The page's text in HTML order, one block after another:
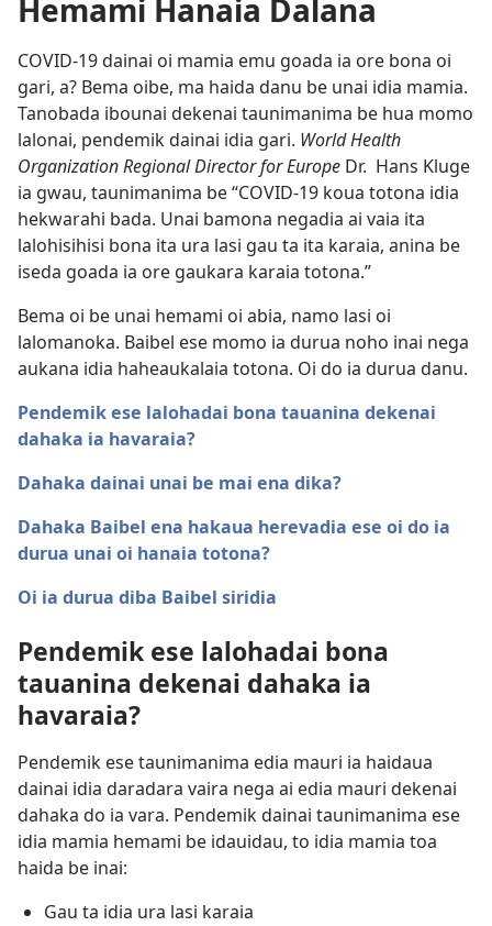
Hemami Hanaia Dalana
COVID-19 dainai oi mamia emu goada ia ore bona oi
gari, a? Bema oibe, ma haida danu be unai idia mamia.
Tanobada ibounai dekenai taunimanima be hua momo
lalonai, pendemik dainai idia gari. World Health
Organization Regional Director for Europe Dr. Hans Kluge
ia gwau, taunimanima be “COVID-19 koua totona idia
hekwarahi bada. Unai bamona negadia ai vaia ita
lalohisihisi bona ita ura lasi gau ta ita karaia, anina be
iseda goada ia ore gaukara karaia totona.”
Bema oi be unai hemami oi abia, namo lasi oi
lalomanoka. Baibel ese momo ia durua noho inai nega
aukana idia haheaukalaia totona. Oi do ia durua danu.
Pendemik ese lalohadai bona tauanina dekenai
dahaka ia havaraia?
Dahaka dainai unai be mai ena dika?
Dahaka Baibel ena hakaua herevadia ese oi do ia
durua unai oi hanaia totona?
Oi ia durua diba Baibel siridia
Pendemik ese lalohadai bona
tauanina dekenai dahaka ia
havaraia?
Pendemik ese taunimanima edia mauri ia haidaua
dainai idia daradara vaira nega ai edia mauri dekenai
dahaka do ia vara. Pendemik dainai taunimanima ese
idia mamia hemami be idauidau, to idia mamia toa
haida be inai:
Gau ta idia ura lasi karaia